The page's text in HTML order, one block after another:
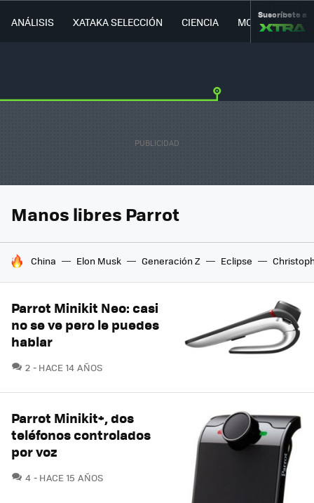
ANÁLISIS XATAKA SELECCIÓN CIENCIA MOVILIDAD
Suscríbete a
Manos libres Parrot
HOY SE HABLA DE
China Elon Musk Generación Z Eclipse
Parrot Minikit Neo: casi
no se ve pero le puedes
hablar
2 COMENTARIOS
HACE 14 AÑOS
Parrot Minikit+, dos
teléfonos controlados
por voz
4 COMENTARIOS
HACE 15 AÑOS